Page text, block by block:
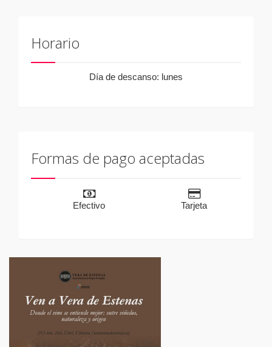
Horario
Día de descanso: lunes
Formas de pago aceptadas
Efectivo Tarjeta